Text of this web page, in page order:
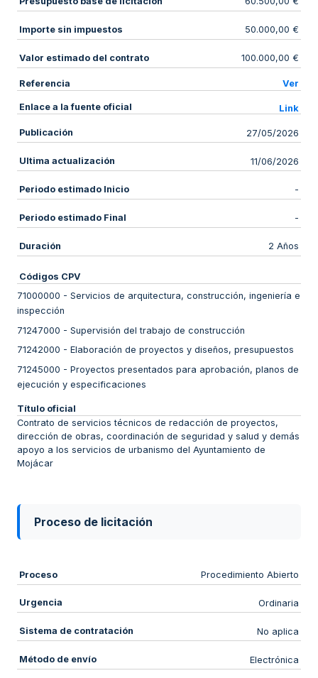
Importe sin impuestos 50.000,00 €
Valor estimado del contrato 100.000,00 €
Referencia Ver
Enlace a la fuente oficial Link
Publicación 27/05/2026
Ultima actualización 11/06/2026
Periodo estimado Inicio -
Periodo estimado Final -
Duración 2 Años
Códigos CPV
71000000 - Servicios de arquitectura, construcción, ingeniería e
inspección
71247000 - Supervisión del trabajo de construcción
71242000 - Elaboración de proyectos y diseños, presupuestos
71245000 - Proyectos presentados para aprobación, planos de
ejecución y especificaciones
Título oficial
Contrato de servicios técnicos de redacción de proyectos,
dirección de obras, coordinación de seguridad y salud y demás
apoyo a los servicios de urbanismo del Ayuntamiento de
Mojácar
Proceso de licitación
Proceso Procedimiento Abierto
Urgencia Ordinaria
Sistema de contratación No aplica
Método de envío Electrónica